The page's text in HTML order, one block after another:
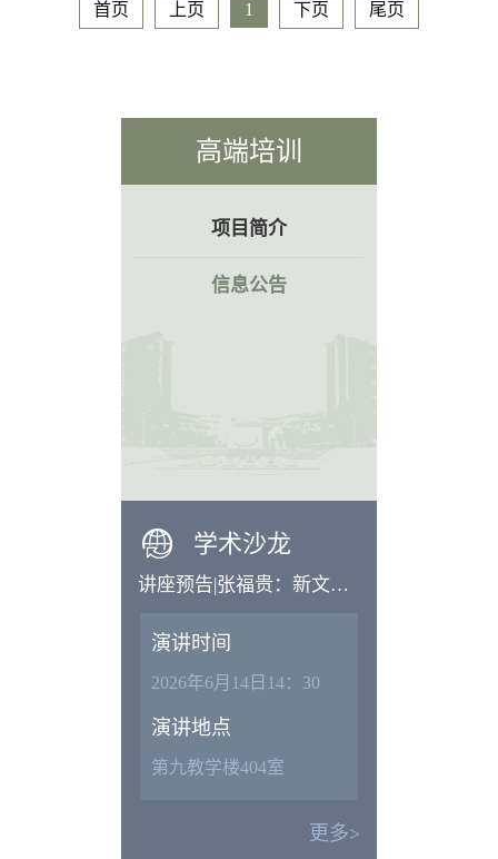
首页 上页 1 下页 尾页
高端培训
项目简介
信息公告
学术沙龙
讲座预告|张福贵：新文科
关问题
演讲时间
2026年6月14日14：30
演讲地点
第九教学楼404室
更多>